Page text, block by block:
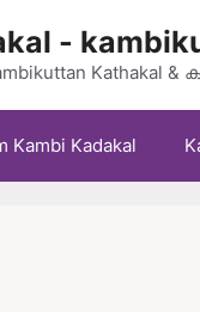
-
Kathakal
Kambi Kadakal